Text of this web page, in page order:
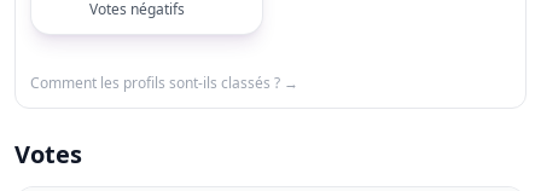
Votes négatifs
Comment les profils sont-ils classés ? →
Votes